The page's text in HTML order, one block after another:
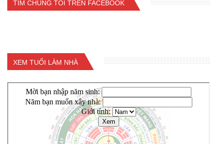
TÌM CHÚNG TÔI TRÊN FACEBOOK
XEM TUỔI LÀM NHÀ